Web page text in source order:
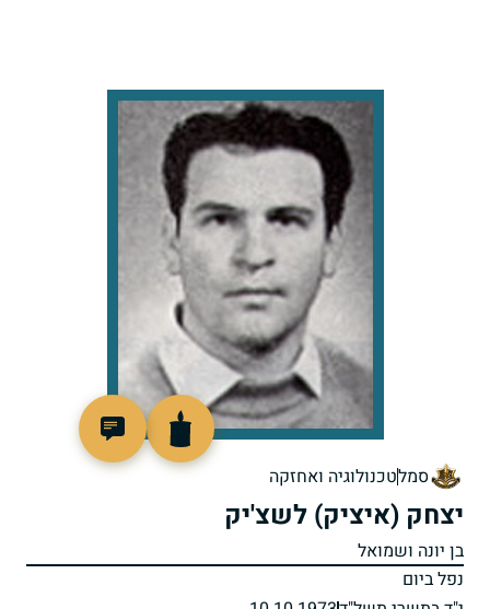
סמלטכנולוגיה ואחזקה
יצחק (איציק) לשצ'יק
בן יונה ושמואל
נפל ביום